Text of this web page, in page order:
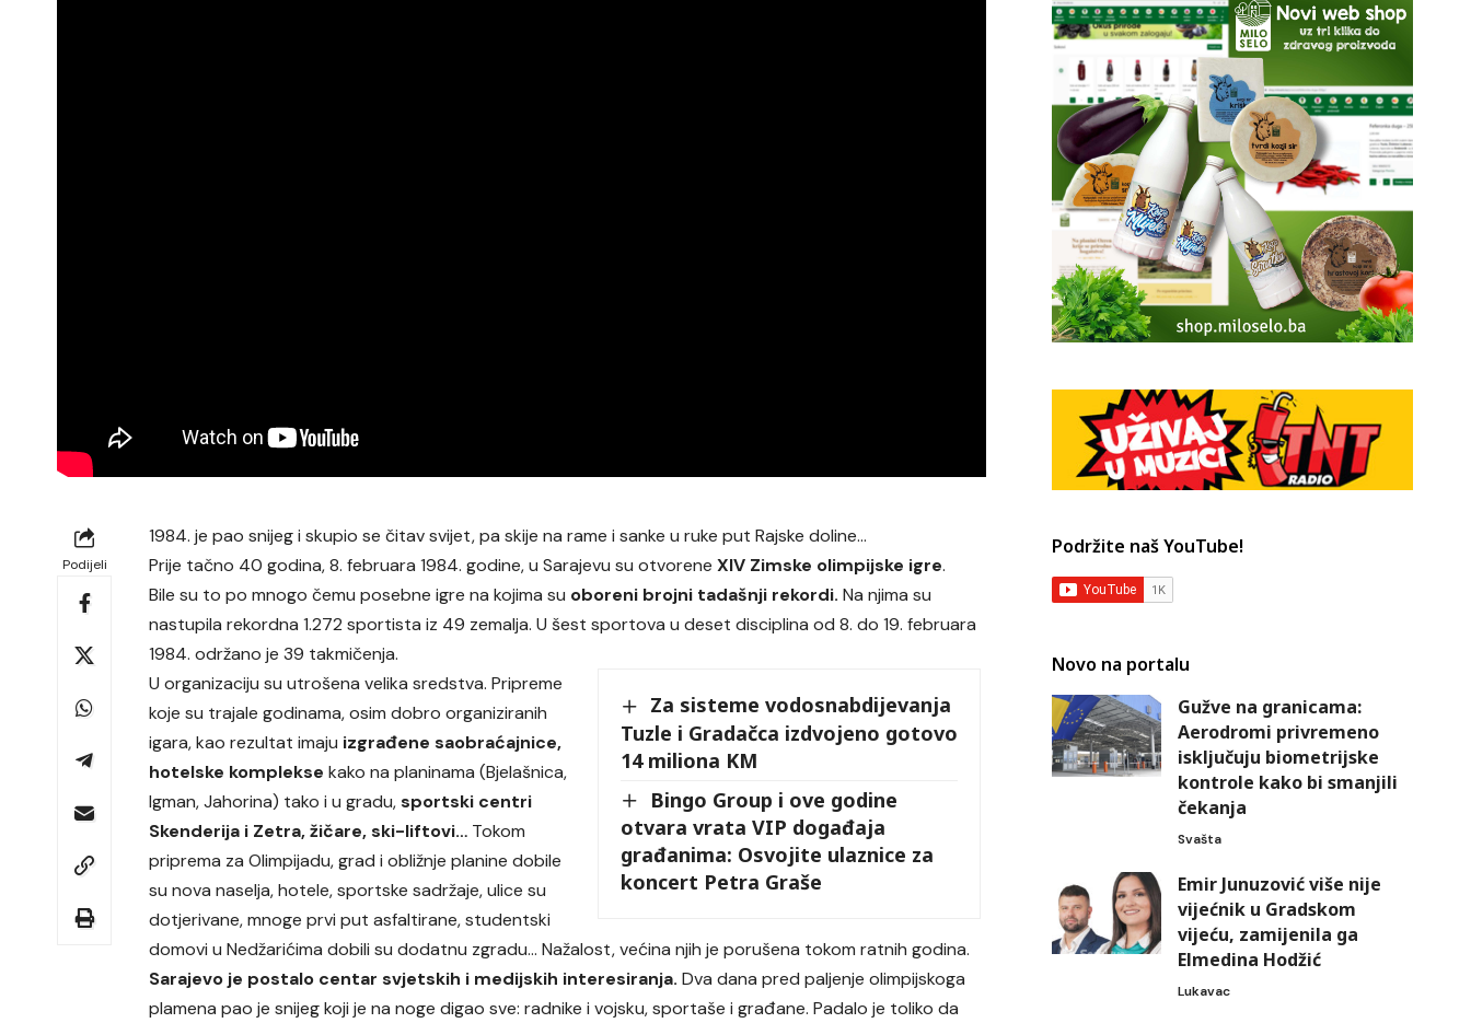
Podijeli
1984. je pao snijeg i skupio se čitav svijet, pa skije na rame i sanke u ruke put Rajske doline…
Prije tačno 40 godina, 8. februara 1984. godine, u Sarajevu su otvoreneXIV Zimske olimpijske igre.
Bile su to po mnogo čemu posebne igre na kojima su oboreni brojni tadašnji rekordi. Na njima su
nastupila rekordna 1.272 sportista iz 49 zemalja. U šest sportova u deset disciplina od 8. do 19. februara
1984. održano je 39 takmičenja.
Za sisteme vodosnabdijevanja
Tuzle i Gradačca izdvojeno gotovo
14 miliona KM
Bingo Group i ove godine
otvara vrata VIP događaja
građanima: Osvojite ulaznice za
koncert Petra Graše
U organizaciju su utrošena velika sredstva. Pripreme
koje su trajale godinama, osim dobro organiziranih
igara, kao rezultat imaju izgrađene saobraćajnice,
hotelske kompleksekako na planinama (Bjelašnica,
Igman, Jahorina) tako i u gradu,sportski centri
Skenderija i Zetra, žičare, ski-liftovi… Tokom
priprema za Olimpijadu, grad i obližnje planine dobile
su nova naselja, hotele, sportske sadržaje, ulice su
dotjerivane, mnoge prvi put asfaltirane, studentski
domovi u Nedžarićima dobili su dodatnu zgradu… Nažalost, većina njih je porušena tokom ratnih godina.
Sarajevo je postalo centar svjetskih i medijskih interesiranja. Dva dana pred paljenje olimpijskoga
plamena pao je snijeg koji je na noge digao sve: radnike i vojsku, sportaše i građane. Padalo je toliko da
Podržite naš YouTube!
Novo na portalu
Gužve na granicama:
Aerodromi privremeno
isključuju biometrijske
kontrole kako bi smanjili
čekanja
Svašta
Emir Junuzović više nije
vijećnik u Gradskom
vijeću, zamijenila ga
Elmedina Hodžić
Lukavac